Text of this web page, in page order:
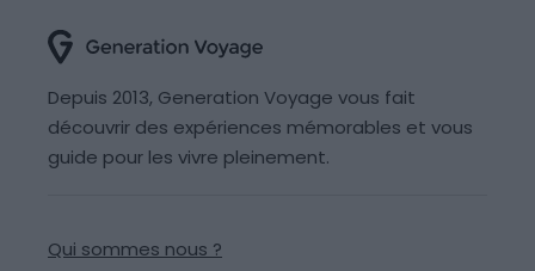
Depuis 2013, Generation Voyage vous fait
découvrir des expériences mémorables et vous
guide pour les vivre pleinement.
Qui sommes nous ?